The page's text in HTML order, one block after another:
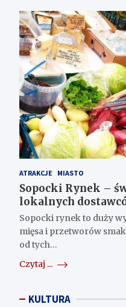
ATRAKCJE MIASTO
Sopocki Rynek –
lokalnych
Sopocki rynek to duży
mięsa i przetworów
od tych…
Czytaj ...
KULTURA